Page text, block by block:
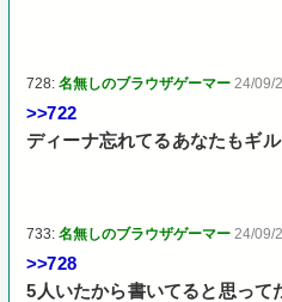
728:名無しのブラウザゲーマー 24/09/
>>722
ディーナ忘れてるあなたもギル
733:名無しのブラウザゲーマー 24/09/
>>728
5人いたから書いてると思って